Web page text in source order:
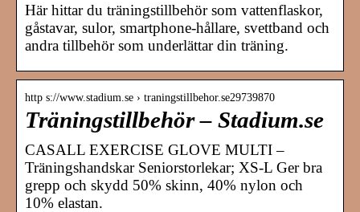
Här hittar du träningstillbehör som vattenflaskor,
gåstavar, sulor, smartphone-hållare, svettband och
andra tillbehör som underlättar din träning.
http s://www.stadium.se › traningstillbehor.se29739870
Träningstillbehör – Stadium.se
CASALL EXERCISE GLOVE MULTI –
Träningshandskar Seniorstorlekar; XS-L Ger bra
grepp och skydd 50% skinn, 40% nylon och
10% elastan.